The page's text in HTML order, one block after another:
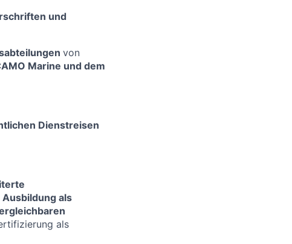
und
von
Marine und dem
Dienstreisen
als
als